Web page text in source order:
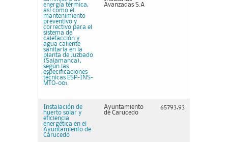
energía térmica,
así como el
mantenimiento
preventivo y
correctivo para el
sistema de
calefacción y
agua caliente
sanitaria en la
planta de Juzbado
(Salamanca),
según las
especificaciones
técnicas ESP-INS-
MTO-001.
Avanzadas S.A
Instalación de
huerto solar y
eficiencia
energética en el
Ayuntamiento de
Carucedo
Ayuntamiento
de Carucedo
65793,93